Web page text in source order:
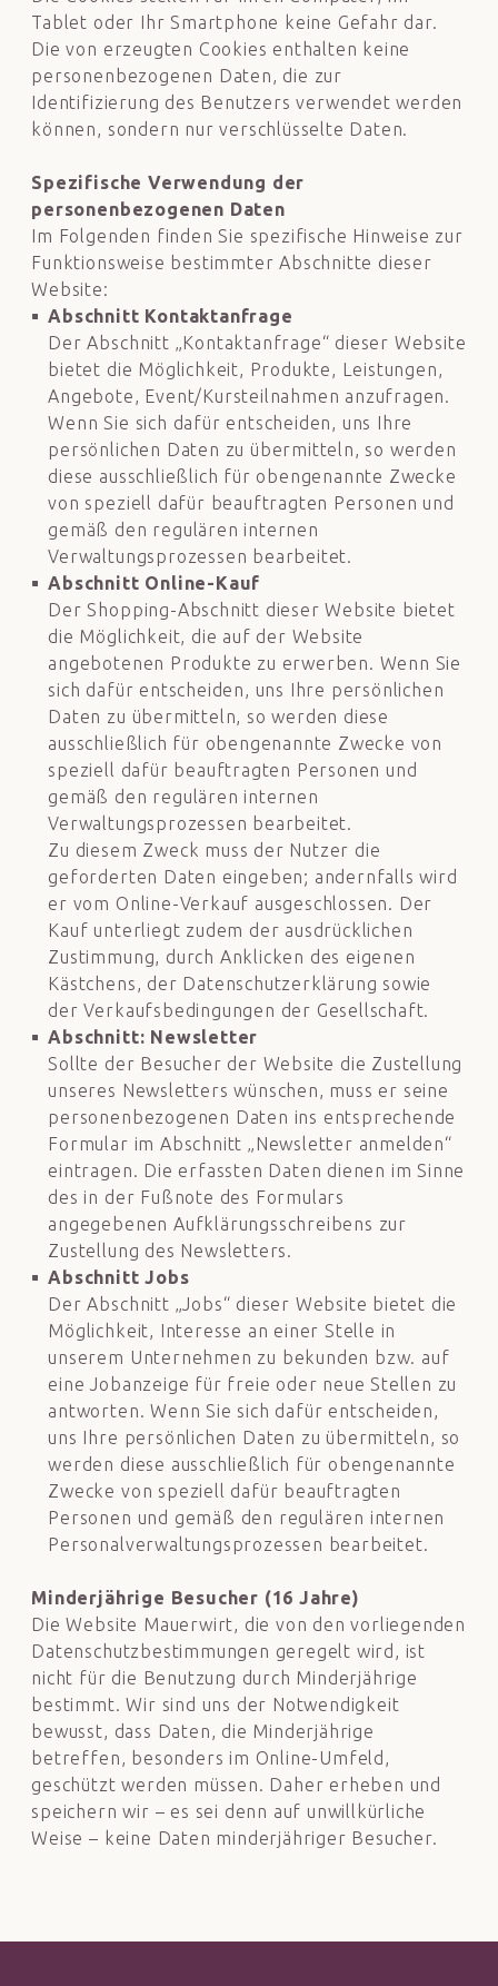
Tablet oder Ihr Smartphone keine Gefahr dar.
Die von erzeugten Cookies enthalten keine
personenbezogenen Daten, die zur
Identifizierung des Benutzers verwendet werden
können, sondern nur verschlüsselte Daten.
Spezifische Verwendung der
personenbezogenen Daten
Im Folgenden finden Sie spezifische Hinweise zur
Funktionsweise bestimmter Abschnitte dieser
Website:
Abschnitt Kontaktanfrage
Der Abschnitt „Kontaktanfrage“ dieser Website
bietet die Möglichkeit, Produkte, Leistungen,
Angebote, Event/Kursteilnahmen anzufragen.
Wenn Sie sich dafür entscheiden, uns Ihre
persönlichen Daten zu übermitteln, so werden
diese ausschließlich für obengenannte Zwecke
von speziell dafür beauftragten Personen und
gemäß den regulären internen
Verwaltungsprozessen bearbeitet.
Abschnitt Online-Kauf
Der Shopping-Abschnitt dieser Website bietet
die Möglichkeit, die auf der Website
angebotenen Produkte zu erwerben. Wenn Sie
sich dafür entscheiden, uns Ihre persönlichen
Daten zu übermitteln, so werden diese
ausschließlich für obengenannte Zwecke von
speziell dafür beauftragten Personen und
gemäß den regulären internen
Verwaltungsprozessen bearbeitet.
Zu diesem Zweck muss der Nutzer die
geforderten Daten eingeben; andernfalls wird
er vom Online-Verkauf ausgeschlossen. Der
Kauf unterliegt zudem der ausdrücklichen
Zustimmung, durch Anklicken des eigenen
Kästchens, der Datenschutzerklärung sowie
der Verkaufsbedingungen der Gesellschaft.
Abschnitt: Newsletter
Sollte der Besucher der Website die Zustellung
unseres Newsletters wünschen, muss er seine
personenbezogenen Daten ins entsprechende
Formular im Abschnitt „Newsletter anmelden“
eintragen. Die erfassten Daten dienen im Sinne
des in der Fußnote des Formulars
angegebenen Aufklärungsschreibens zur
Zustellung des Newsletters.
Abschnitt Jobs
Der Abschnitt „Jobs“ dieser Website bietet die
Möglichkeit, Interesse an einer Stelle in
unserem Unternehmen zu bekunden bzw. auf
eine Jobanzeige für freie oder neue Stellen zu
antworten. Wenn Sie sich dafür entscheiden,
uns Ihre persönlichen Daten zu übermitteln, so
werden diese ausschließlich für obengenannte
Zwecke von speziell dafür beauftragten
Personen und gemäß den regulären internen
Personalverwaltungsprozessen bearbeitet.
Minderjährige Besucher (16 Jahre)
Die Website Mauerwirt, die von den vorliegenden
Datenschutzbestimmungen geregelt wird, ist
nicht für die Benutzung durch Minderjährige
bestimmt. Wir sind uns der Notwendigkeit
bewusst, dass Daten, die Minderjährige
betreffen, besonders im Online-Umfeld,
geschützt werden müssen. Daher erheben und
speichern wir – es sei denn auf unwillkürliche
Weise – keine Daten minderjähriger Besucher.